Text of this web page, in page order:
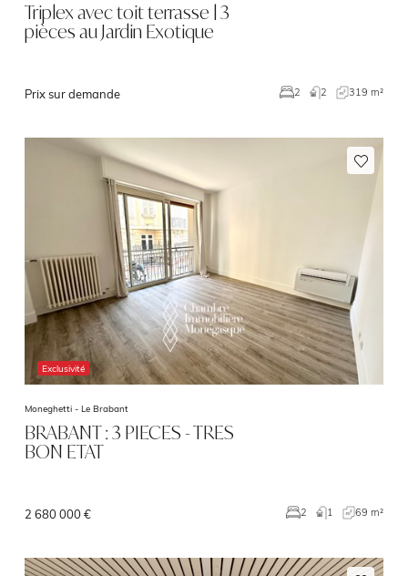
Triplex avec toit terrasse | 3
pièces au Jardin Exotique
Prix sur demande 2 2 319 m²
Exclusivité
Moneghetti - Le Brabant
BRABANT : 3 PIECES - TRES
BON ETAT
2 680 000 € 2 1 69 m²